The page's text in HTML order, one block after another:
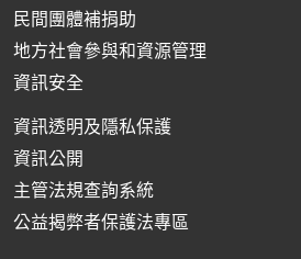
民間團體補捐助
地方社會參與和資源管理
資訊安全
資訊透明及隱私保護
資訊公開
主管法規查詢系統
公益揭弊者保護法專區